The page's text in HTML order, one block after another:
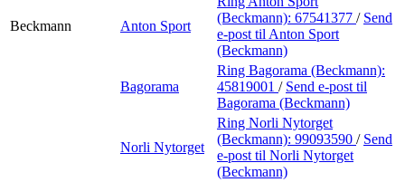
Beckmann Anton Sport
(Beckmann): 67541377 / Send
e-post til Anton Sport
(Beckmann)
Bagorama
Ring Bagorama (Beckmann):
45819001 / Send e-post til
Bagorama (Beckmann)
Norli Nytorget
Ring Norli Nytorget
(Beckmann): 99093590 / Send
e-post til Norli Nytorget
(Beckmann)